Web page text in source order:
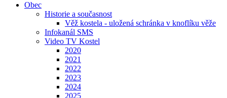
Obec
Historie a současnost
Věž kostela - uložená schránka v knoflíku věže
Infokanál SMS
Video TV Kostel
2020
2021
2022
2023
2024
2025